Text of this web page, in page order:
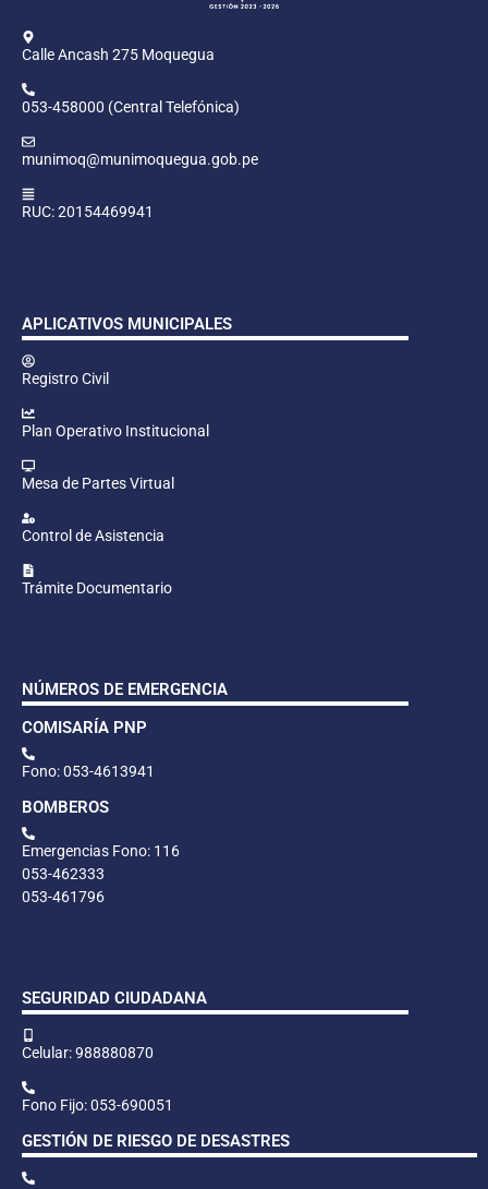
Calle Ancash 275 Moquegua
053-458000 (Central Telefónica)
munimoq@munimoquegua.gob.pe
RUC: 20154469941
APLICATIVOS MUNICIPALES
Registro Civil
Plan Operativo Institucional
Mesa de Partes Virtual
Control de Asistencia
Trámite Documentario
NÚMEROS DE EMERGENCIA
COMISARÍA PNP
Fono: 053-4613941
BOMBEROS
Emergencias Fono: 116
053-462333
053-461796
SEGURIDAD CIUDADANA
Celular: 988880870
Fono Fijo: 053-690051
GESTIÓN DE RIESGO DE DESASTRES